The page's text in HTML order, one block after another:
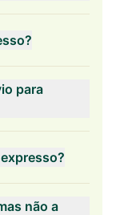
para
não a